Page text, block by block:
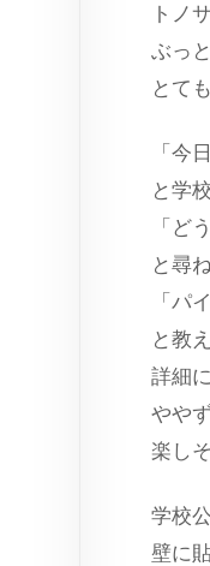
トノ
ぶっ
とて
「今
と学
「ど
と尋
「パ
と教
詳細
やや
楽し
学校
壁に